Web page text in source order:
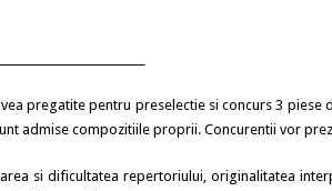
pregatite pentru preselectie si concurs 3
admise compozitiile proprii. Concurentii vor
si dificultatea repertoriului, originalitatea